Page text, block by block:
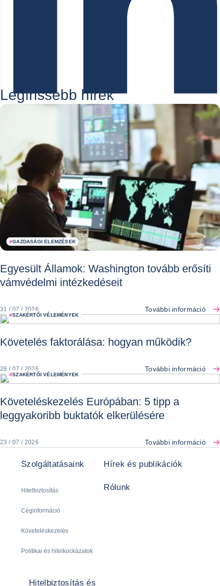
Legfrissebb hírek
#GAZDASÁGI ELEMZÉSEK
Egyesült Államok: Washington tovább erősíti
vámvédelmi intézkedéseit
31 / 07 / 2026 További információ
#SZAKÉRTŐI VÉLEMÉNYEK
Követelés faktorálása: hogyan működik?
28 / 07 / 2026 További információ
#SZAKÉRTŐI VÉLEMÉNYEK
Követeléskezelés Európában: 5 tipp a
leggyakoribb buktatók elkerülésére
23 / 07 / 2026 További információ
Szolgáltatásaink
Hitelbiztosítás
Céginformáció
Követeléskezelés
Politikai és hitelkockázatok
Hírek és publikációk
Rólunk
Hitelbiztosítás és